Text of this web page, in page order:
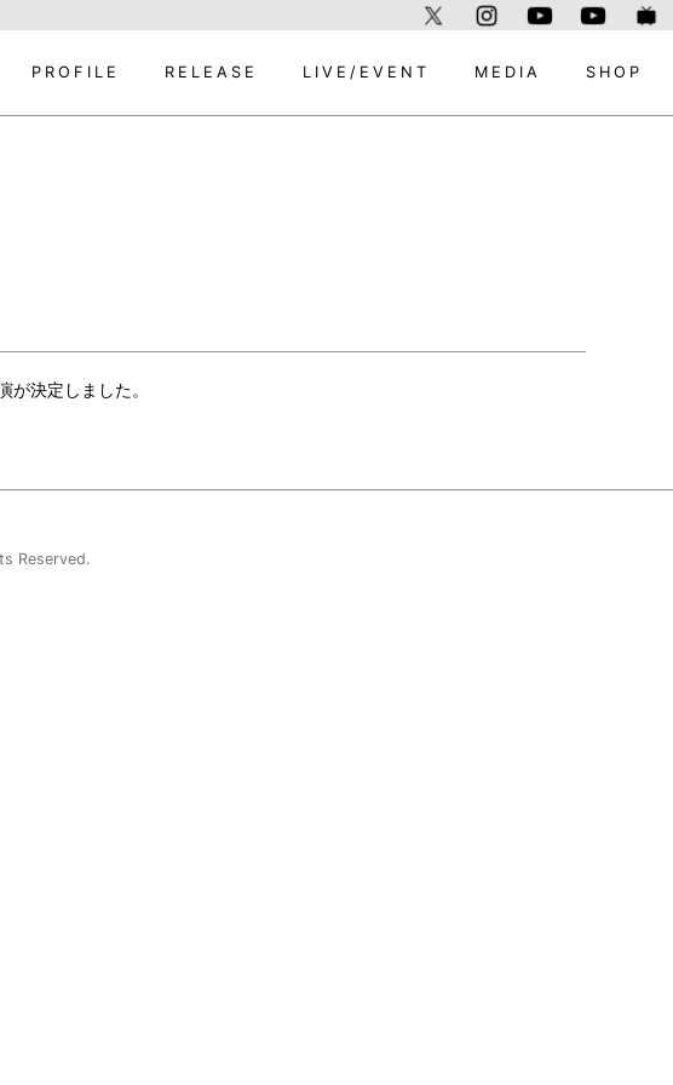
PROFILE RELEASE LIVE/EVENT MEDIA SHOP
決定しました。
Reserved.